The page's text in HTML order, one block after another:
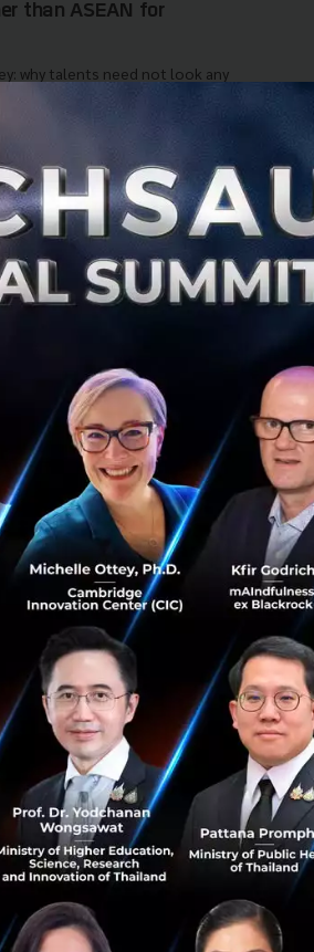
than ASEAN for
why talents need not look any
ASEAN
ำรวจ Service และ Retail ไทย
วางแผนดิจิทัลในอาเซียน
องเอเชีย เผยผลการสำรวจจากผู้
ะเทคโนโลยีสารสนเทศ 1,624 คนทั่ว
ใต้ ชี้เทค...
Techsauce Team
Asia IoT
2,000 ล้าน USD ผุดแผนลงทุน
เซียใน 4 ปี
านยนต์ขับเคลื่อนไฟฟ้าหรือ Electric
ตภัณฑ์ที่ได้รับการผลักดันจากทั่วโลก โดย
อกเฉียงใต้ของเรา EV เริ่มมีบทบาทไม่
Saral
Indonesia Automobile
ประสบการณ์การใช้ Data
าสังคม
าเข้าสู่ยุคดิจิทัลอย่างรวดเร็ว แรงงานที่